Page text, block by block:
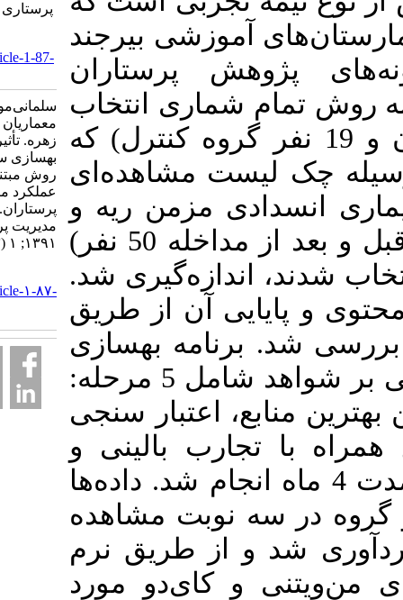
آموزشی بیرجند
پرستاران
شماری انتخاب
(24 نفر گروه آزمون و 19 نفر گروه کنترل) که
لیست مشاهده‌ای
مزمن ریه و
سکته مغزی (در هر گروه قبل و بعد از مداخله 50 نفر)
اندازه‌گیری شد.
آن از طریق
برنامه بهسازی
سوپروایزران به روش مبتنی بر شواهد شامل 5 مرحله:
اعتبار سنجی
با تجارب بالینی و
نتایج بود که به مدت 4 ماه انجام شد. داده‌ها
سه نوبت مشاهده
و از طریق نرم
و کای‌دو مورد
پرستاری 2012; 1 (3) :9-
http://ijnv.ir/article-1-87-
سلمانی‌مود مریم،
معماریان ربابه، ونکی
زهره. تأثیر اجرای برنامه
بهسازی سوپروایزران با
روش مبتنی بر شواهد بر
عملکرد مراقبتی
پرستاران. فصلنامه
مديريت پرستاري.
۱۳۹۱; ۱ (۳) :۹-۱۸
http://ijnv.ir/article-۱-۸۷-